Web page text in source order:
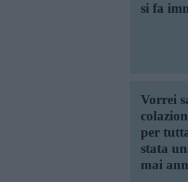
si fa
Vorrei
per
stata
mai